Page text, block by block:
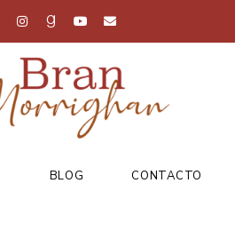
BLOG CONTACTO